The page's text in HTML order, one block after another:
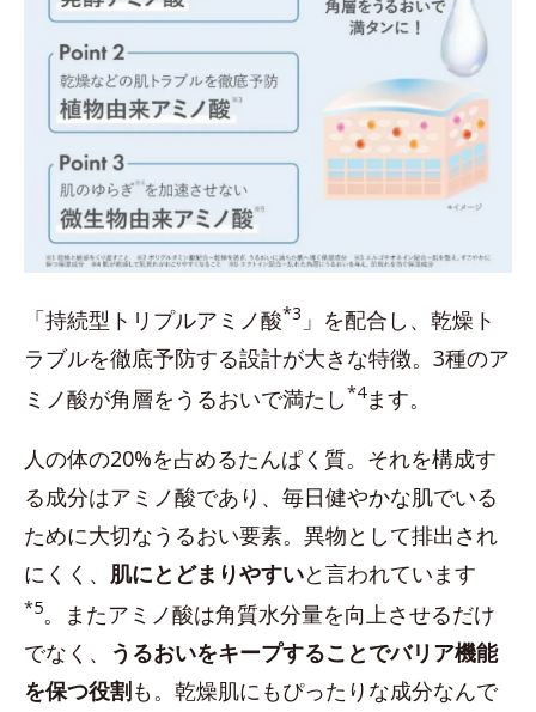
「持続型トリプルアミノ酸*3 」を配合し、乾燥ト
ラブルを徹底予防する設計が大きな特徴。3種のア
ミノ酸が角層をうるおいで満たし*4ます。
人の体の20%を占めるたんぱく質。それを構成す
る成分はアミノ酸であり、毎日健やかな肌でいる
ために大切なうるおい要素。異物として排出され
にくく、 肌にとどまりやすいと言われています
*5。またアミノ酸は角質水分量を向上させるだけ
でなく、 うるおいをキープすることでバリア機能
を保つ役割も。乾燥肌にもぴったりな成分なんで